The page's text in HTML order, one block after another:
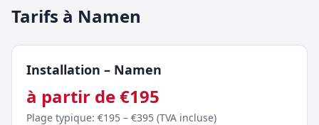
Tarifs à Namen
Installation – Namen
à partir de€195
Plage typique: €195 – €395 (TVA incluse)